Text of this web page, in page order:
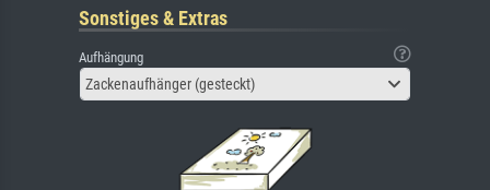
Sonstiges & Extras
Aufhängung
Zackenaufhänger (gesteckt)